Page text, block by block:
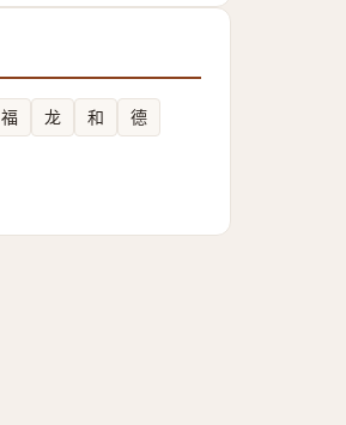
福 龙 和
德